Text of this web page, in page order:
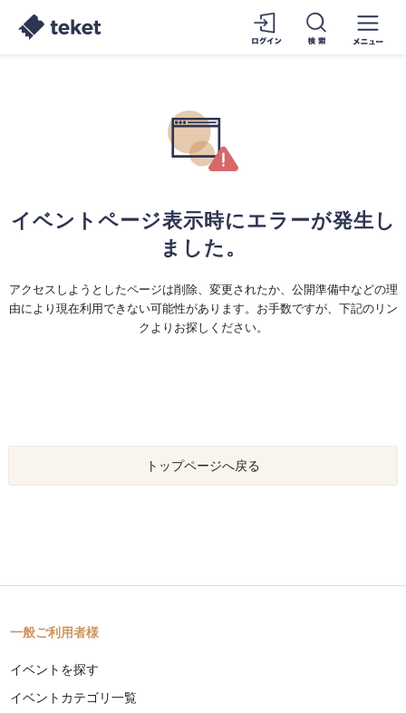
イベントページ表示時にエラーが発生し
ました。
アクセスしようとしたページは削除、変更されたか、公開準備中などの理
由により現在利用できない可能性があります。お手数ですが、下記のリン
クよりお探しください。
トップページへ戻る
一般ご利用者様
イベントを探す
イベントカテゴリ一覧